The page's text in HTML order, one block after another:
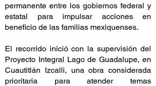
permanente entre los gobiernos federal y
estatal para impulsar acciones en
beneficio de las familias mexiquenses.
El recorrido inició con la supervisión del
Proyecto Integral Lago de Guadalupe, en
Cuautitlán Izcalli, una obra considerada
prioritaria para atender temas